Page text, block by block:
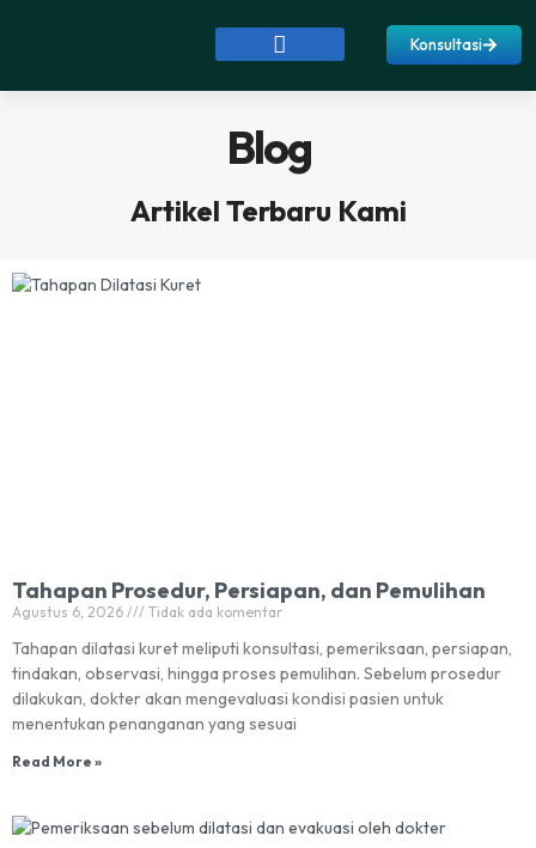
Konsultasi
Blog
Artikel Terbaru Kami
Tahapan Prosedur, Persiapan, dan Pemulihan
Agustus 6, 2026 Tidak ada komentar
Tahapan dilatasi kuret meliputi konsultasi, pemeriksaan, persiapan,
tindakan, observasi, hingga proses pemulihan. Sebelum prosedur
dilakukan, dokter akan mengevaluasi kondisi pasien untuk
menentukan penanganan yang sesuai
Read More »